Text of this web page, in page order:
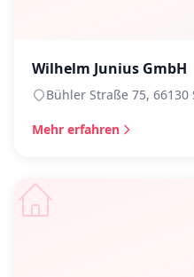
Wilhelm Junius GmbH
Bühler Straße 75, 66130
Mehr erfahren